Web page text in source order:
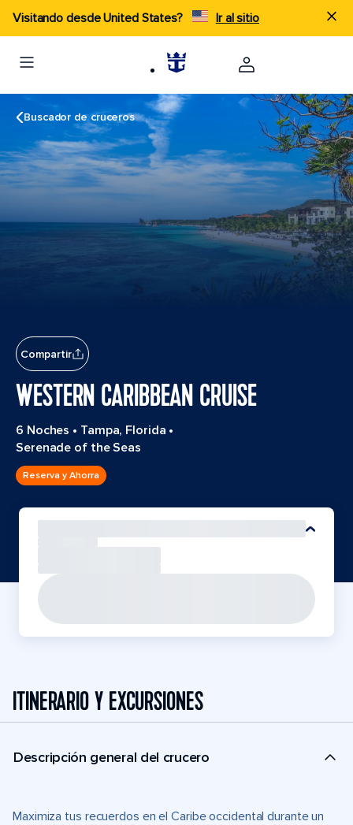
Visitando desde United States? Ir al sitio
Buscador de cruceros
Compartir
WESTERN CARIBBEAN CRUISE
6 Noches • Tampa, Florida •
Serenade of the Seas
Reserva y Ahorra
ITINERARIO Y EXCURSIONES
Descripción general del crucero
Maximiza tus recuerdos en el Caribe occidental durante un